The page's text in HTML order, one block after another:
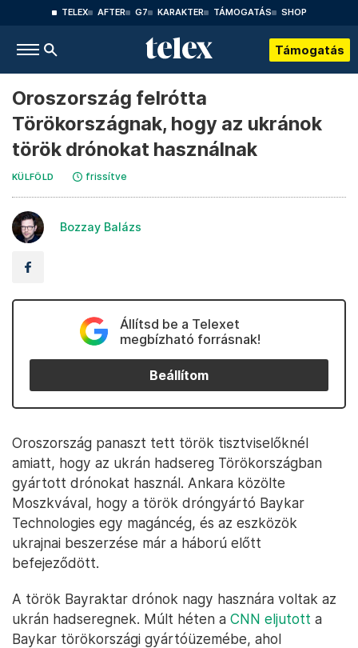
TELEX AFTER G7 KARAKTER TÁMOGATÁS SHOP
Támogatás
Oroszország felrótta
Törökországnak, hogy az ukránok
török drónokat használnak
KÜLFÖLD frissítve
Bozzay Balázs
Állítsd be a Telexet
megbízható forrásnak!
Beállítom
Oroszország panaszt tett török tisztviselőknél
amiatt, hogy az ukrán hadsereg Törökországban
gyártott drónokat használ. Ankara közölte
Moszkvával, hogy a török dróngyártó Baykar
Technologies egy magáncég, és az eszközök
ukrajnai beszerzése már a háború előtt
befejeződött.
A török Bayraktar drónok nagy hasznára voltak az
ukrán hadseregnek. Múlt héten a CNN eljutott a
Baykar törökországi gyártóüzemébe, ahol